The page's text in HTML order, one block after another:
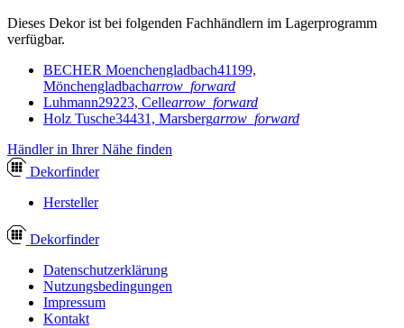
Dieses Dekor ist bei folgenden Fachhändlern im Lagerprogramm
verfügbar.
BECHER Moenchengladbach41199,
Mönchengladbacharrow_forward
Luhmann29223, Cellearrow_forward
Holz Tusche34431, Marsbergarrow_forward
Händler in Ihrer Nähe finden
Dekorfinder
Hersteller
Dekorfinder
Datenschutzerklärung
Nutzungsbedingungen
Impressum
Kontakt